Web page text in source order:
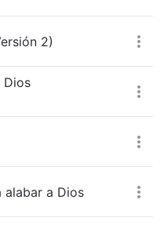
2)
Dios
alabar a Dios